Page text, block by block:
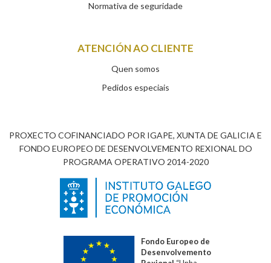
Normativa de seguridade
ATENCIÓN AO CLIENTE
Quen somos
Pedidos especiais
PROXECTO COFINANCIADO POR IGAPE, XUNTA DE GALICIA E
FONDO EUROPEO DE DESENVOLVEMENTO REXIONAL DO
PROGRAMA OPERATIVO 2014-2020
Fondo Europeo de
Desenvolvemento